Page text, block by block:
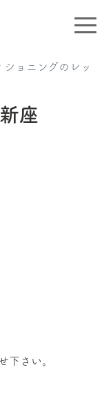
ショニングのレッ
座
下さい。